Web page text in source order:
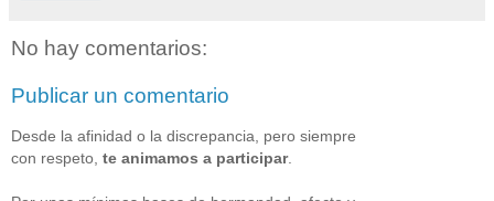
No hay comentarios:
Publicar un comentario
Desde la afinidad o la discrepancia, pero siempre
con respeto, te animamos a participar.